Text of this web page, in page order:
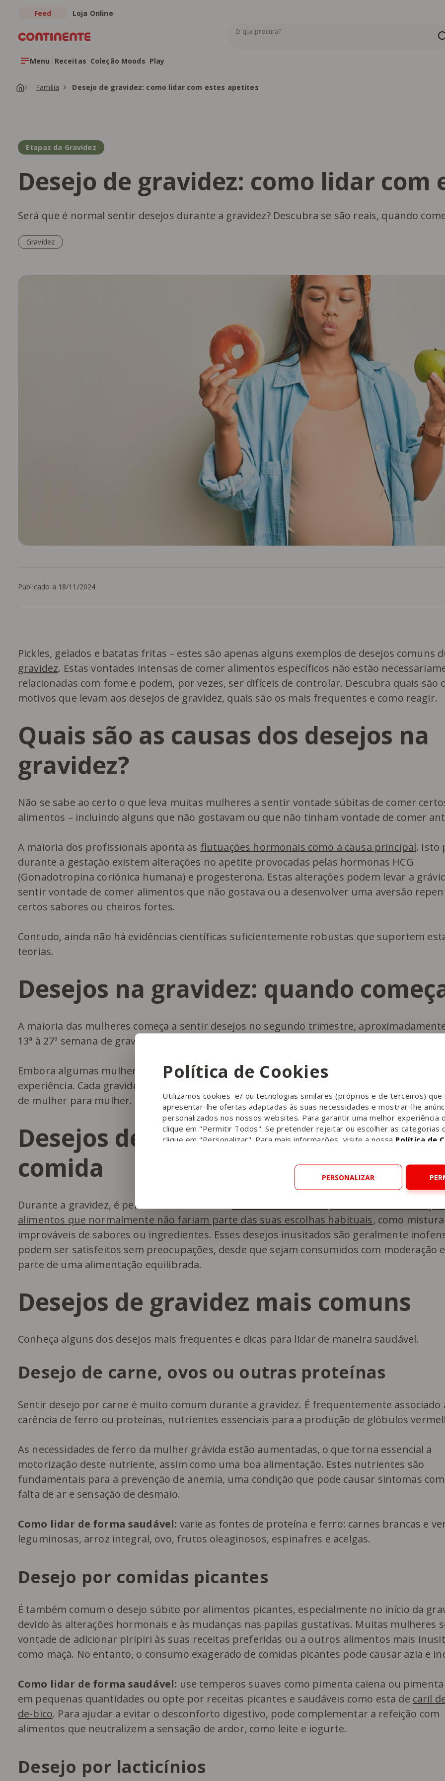
Política de Cookies
Utilizamos cookies e/ ou tecnologias similares (próprios e de terceiros) que
apresentar-lhe ofertas adaptadas às suas necessidades e mostrar-lhe
personalizados nos nossos websites. Para garantir uma melhor experiência
clique em "Permitir Todos". Se pretender rejeitar ou escolher as categorias
clique em "Personalizar". Para mais informações, visite a nossa Política de
PERSONALIZAR
Saltar para o conteúdo principal
Feed Loja Online
Os resultados da pesquisa serão exibidos aqui ou na
O que procura?
Menu Receitas Coleção Moods Play
Família Desejo de gravidez: como lidar com estes apetites
Etapas da Gravidez
Desejo de gravidez: como lidar com
Será que é normal sentir desejos durante a gravidez? Descubra se são reais, quando
Gravidez
Publicado a 18/11/2024
Pickles, gelados e batatas fritas – estes são apenas alguns exemplos de desejos comuns
gravidez. Estas vontades intensas de comer alimentos específicos não estão
relacionadas com fome e podem, por vezes, ser difíceis de controlar. Descubra quais são
motivos que levam aos desejos de gravidez, quais são os mais frequentes e como reagir.
Quais são as causas dos desejos na
gravidez?
Não se sabe ao certo o que leva muitas mulheres a sentir vontade súbitas de comer
alimentos – incluindo alguns que não gostavam ou que não tinham vontade de comer
A maioria dos profissionais aponta as flutuações hormonais como a causa principal. Isto
durante a gestação existem alterações no apetite provocadas pelas hormonas HCG
(Gonadotropina coriónica humana) e progesterona. Estas alterações podem levar a
sentir vontade de comer alimentos que não gostava ou a desenvolver uma aversão
certos sabores ou cheiros fortes.
Contudo, ainda não há evidências científicas suficientemente robustas que suportem
teorias.
Desejos na gravidez: quando
A maioria das mulheres começa a sentir desejos no segundo trimestre,
13ª à 27ª semana de gravidez.
Embora algumas mulheres relatem estes desejos intensos, outras não passam por esta
experiência. Cada gravidez é única e os desejos alimentares durante esta fase podem
de mulher para mulher.
Desejos de gravidez estranhos com
comida
Durante a gravidez, é perfeitamente natural
alimentos que normalmente não fariam parte das suas escolhas habituais, como
improváveis de sabores ou ingredientes. Esses desejos inusitados são geralmente
podem ser satisfeitos sem preocupações, desde que sejam consumidos com moderação
parte de uma alimentação equilibrada.
Desejos de gravidez mais comuns
Conheça alguns dos desejos mais frequentes e dicas para lidar de maneira saudável.
Desejo de carne, ovos ou outras proteínas
Sentir desejo por carne é muito comum durante a gravidez. É frequentemente associado
carência de ferro ou proteínas, nutrientes essenciais para a produção de glóbulos
As necessidades de ferro da mulher grávida estão aumentadas, o que torna essencial a
motorização deste nutriente, assim como uma boa alimentação. Estes nutrientes são
fundamentais para a prevenção de anemia, uma condição que pode causar sintomas
falta de ar e sensação de desmaio.
Como lidar de forma saudável: varie as fontes de proteína e ferro: carnes brancas e
leguminosas, arroz integral, ovo, frutos oleaginosos, espinafres e acelgas.
Desejo por comidas picantes
É também comum o desejo súbito por alimentos picantes, especialmente no início da
devido às alterações hormonais e às mudanças nas papilas gustativas. Muitas mulheres
vontade de adicionar piripiri às suas receitas preferidas ou a outros alimentos mais
como maçã. No entanto, o consumo exagerado de comidas picantes pode causar azia e
Como lidar de forma saudável: use temperos suaves como pimenta caiena ou
em pequenas quantidades ou opte por receitas picantes e saudáveis como esta de caril
de-bico. Para ajudar a evitar o desconforto digestivo, pode complementar a refeição com
alimentos que neutralizem a sensação de ardor, como leite e iogurte.
Desejo por lacticínios